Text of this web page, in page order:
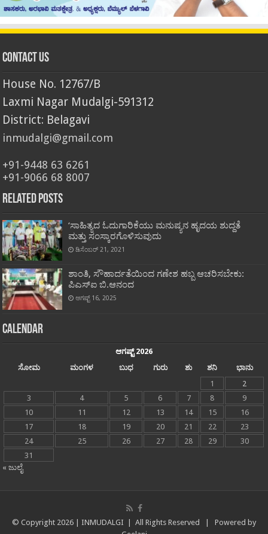
Contact Us
House No. 12767/B
Laxmi Nagar Mudalgi-591312
District: Belagavi
inmudalgi@gmail.com
+91-9448 63 6261
+91-9066 68 8007
Related Posts
‘ಸಾಹಿತ್ಯದ ಓದುಗಾರಿಕೆಯು ಮನುಷ್ಯನ ಹೃದಯ ಶುದ್ದತೆ
ಮತ್ತು ಸಂಸ್ಕಾರಗೊಳಿಸುವುದು
ಡಿಸೆಂಬರ್ 21, 2021
ಶಾಂತಿ, ಸೌಹಾರ್ದತೆಯಿಂದ ಗಣೇಶ ಹಬ್ಬ ಆಚರಿಸಬೇಕು:
ಪಿಎಸ್‍ಐ ಬಿ.ಆನಂದ
ಆಗಷ್ಟ್ 16, 2025
Calendar
ಆಗಷ್ಟ್ 2026
ಸೋಮ
ಮಂಗಳ ಬುಧ ಗುರು ಶು ಶನಿ
ಭಾನು
1
2
3
4 5 6 7 8
9
10
11 12 13 14 15
16
17
18 19 20 21 22
23
24
25 26 27 28 29
30
31
« ಜುಲೈ
© Copyright 2026 | INMUDALGI | All Rights Reserved | Powered by